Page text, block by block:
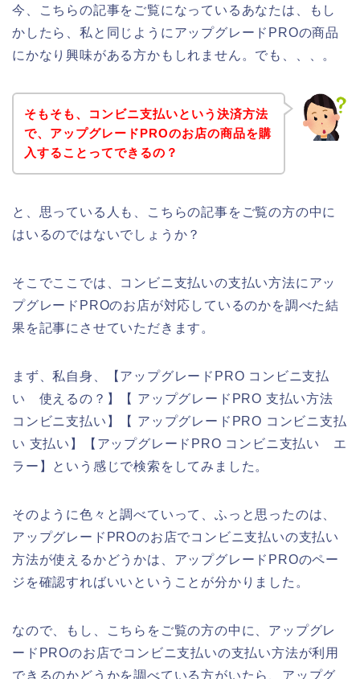
今、こちらの記事をご覧になっているあなたは、もし
かしたら、私と同じようにアップグレードPROの商品
にかなり興味がある方かもしれません。でも、、、。
そもそも、コンビニ支払いという決済方法
で、アップグレードPROのお店の商品を購
入することってできるの？
と、思っている人も、こちらの記事をご覧の方の中に
はいるのではないでしょうか？
そこでここでは、コンビニ支払いの支払い方法にアッ
プグレードPROのお店が対応しているのかを調べた結
果を記事にさせていただきます。
まず、私自身、【アップグレードPRO コンビニ支払
い 使えるの？】【 アップグレードPRO 支払い方法
コンビニ支払い】【 アップグレードPRO コンビニ支払
い 支払い】【アップグレードPRO コンビニ支払い エ
ラー】という感じで検索をしてみました。
そのように色々と調べていって、ふっと思ったのは、
アップグレードPROのお店でコンビニ支払いの支払い
方法が使えるかどうかは、アップグレードPROのペー
ジを確認すればいいということが分かりました。
なので、もし、こちらをご覧の方の中に、アップグレ
ードPROのお店でコンビニ支払いの支払い方法が利用
できるのかどうかを調べている方がいたら、アップグ